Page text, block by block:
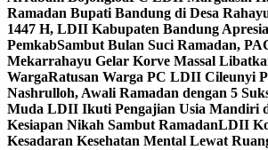
Ramadan Bupati Bandung di Desa
1447 H, LDII Kabupaten Bandung
PemkabSambut Bulan Suci Ramadan,
Mekarrahayu Gelar Korve Massal
WargaRatusan Warga PC LDII Cileunyi
Nashrulloh, Awali Ramadan dengan 5
Muda LDII Ikuti Pengajian Usia Mandiri
Kesiapan Nikah Sambut RamadanLDII
Kesadaran Kesehatan Mental Lewat